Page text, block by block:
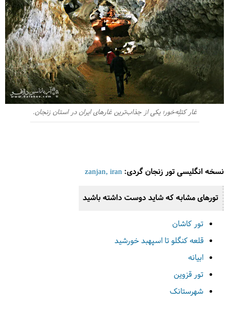
غار کتلِه‌خور؛ یکی از جذاب‌ترین غارهای ایران در استان زنجان.
نسخه انگلیسی تور زنجان گردی: zanjan, iran
تورهای مشابه که شاید دوست داشته باشید
تور کاشان
قلعه کنگلو تا اسپهبد خورشید
ابیانه
تور قزوین
شهرستانک